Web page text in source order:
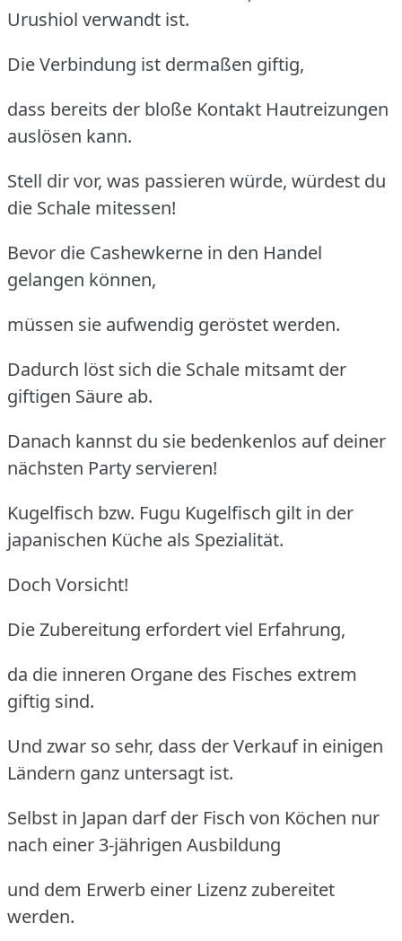
Urushiol verwandt ist.
Die Verbindung ist dermaßen giftig,
dass bereits der bloße Kontakt Hautreizungen
auslösen kann.
Stell dir vor, was passieren würde, würdest du
die Schale mitessen!
Bevor die Cashewkerne in den Handel
gelangen können,
müssen sie aufwendig geröstet werden.
Dadurch löst sich die Schale mitsamt der
giftigen Säure ab.
Danach kannst du sie bedenkenlos auf deiner
nächsten Party servieren!
Kugelfisch bzw. Fugu Kugelfisch gilt in der
japanischen Küche als Spezialität.
Doch Vorsicht!
Die Zubereitung erfordert viel Erfahrung,
da die inneren Organe des Fisches extrem
giftig sind.
Und zwar so sehr, dass der Verkauf in einigen
Ländern ganz untersagt ist.
Selbst in Japan darf der Fisch von Köchen nur
nach einer 3-jährigen Ausbildung
und dem Erwerb einer Lizenz zubereitet
werden.